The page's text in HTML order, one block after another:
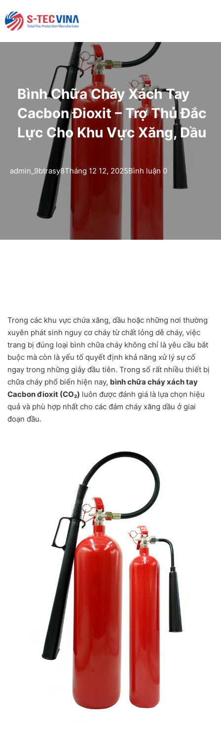
Bình Chữa Cháy Xách Tay
Cacbon Đioxit – Trợ Thủ Đắc
Lực Cho Khu Vực Xăng, Dầu
admin_9btrasy8Tháng 12 12, 2025Bình luận 0
Trong các khu vực chứa xăng, dầu hoặc những nơi thường
xuyên phát sinh nguy cơ cháy từ chất lỏng dễ cháy, việc
trang bị đúng loại bình chữa cháy không chỉ là yêu cầu bắt
buộc mà còn là yếu tố quyết định khả năng xử lý sự cố
ngay trong những giây đầu tiên. Trong số rất nhiều thiết bị
chữa cháy phổ biến hiện nay, bình chữa cháy xách tay
Cacbon đioxit (CO₂) luôn được đánh giá là lựa chọn hiệu
quả và phù hợp nhất cho các đám cháy xăng dầu ở giai
đoạn đầu.